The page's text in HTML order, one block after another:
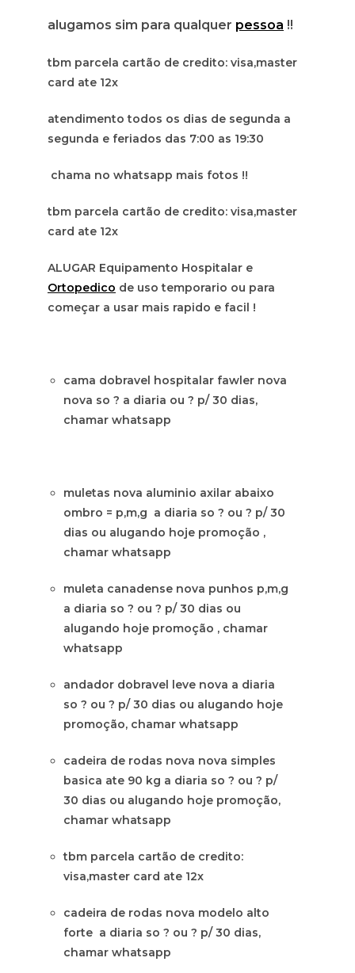
alugamos sim para qualquer pessoa !!
tbm parcela cartão de credito: visa,master
card ate 12x
atendimento todos os dias de segunda a
segunda e feriados das 7:00 as 19:30
chama no whatsapp mais fotos !!
tbm parcela cartão de credito: visa,master
card ate 12x
ALUGAR Equipamento Hospitalar e
Ortopedico de uso temporario ou para
começar a usar mais rapido e facil !
cama dobravel hospitalar fawler nova
nova so ? a diaria ou ? p/ 30 dias,
chamar whatsapp
muletas nova aluminio axilar abaixo
ombro = p,m,g a diaria so ? ou ? p/ 30
dias ou alugando hoje promoção ,
chamar whatsapp
muleta canadense nova punhos p,m,g
a diaria so ? ou ? p/ 30 dias ou
alugando hoje promoção , chamar
whatsapp
andador dobravel leve nova a diaria
so ? ou ? p/ 30 dias ou alugando hoje
promoção, chamar whatsapp
cadeira de rodas nova nova simples
basica ate 90 kg a diaria so ? ou ? p/
30 dias ou alugando hoje promoção,
chamar whatsapp
tbm parcela cartão de credito:
visa,master card ate 12x
cadeira de rodas nova modelo alto
forte a diaria so ? ou ? p/ 30 dias,
chamar whatsapp